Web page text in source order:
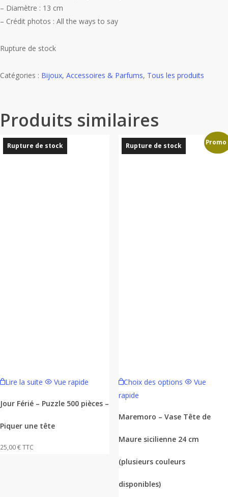
– Diamètre : 13 cm
– Crédit photos : All the ways to say
Rupture de stock
Catégories : Bijoux, Accessoires & Parfums, Tous les produits
Produits similaires
Rupture de stock
Lire la suite Vue rapide
Jour Férié – Puzzle 500 pièces –
Piquer une tête
25,00€TTC
Rupture de stock Promo
Choix des options
produit
plusieurs
Les
peuvent
Vue
rapide
Maremoro – Vase Tête de
Maure sicilienne 24 cm
(plusieurs couleurs
disponibles)